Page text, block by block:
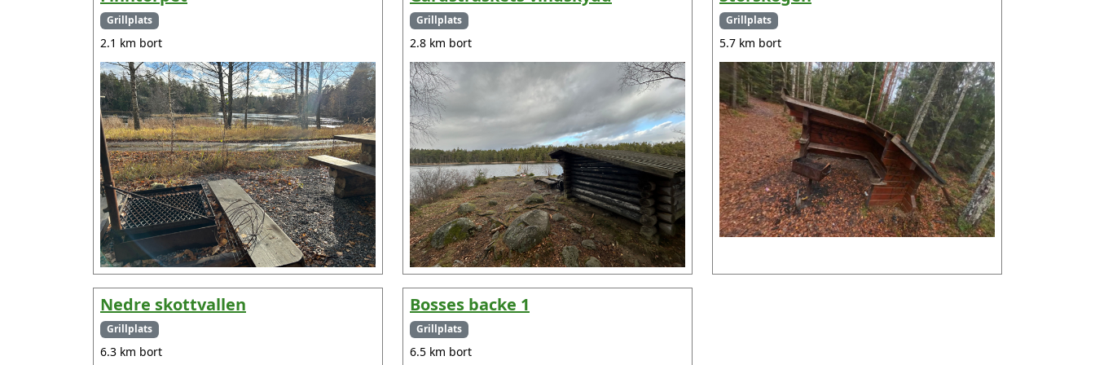
Grillplats
2.1 km bort
Grillplats
2.8 km bort
Grillplats
5.7 km bort
Nedre skottvallen
Grillplats
6.3 km bort
Bosses backe 1
Grillplats
6.5 km bort